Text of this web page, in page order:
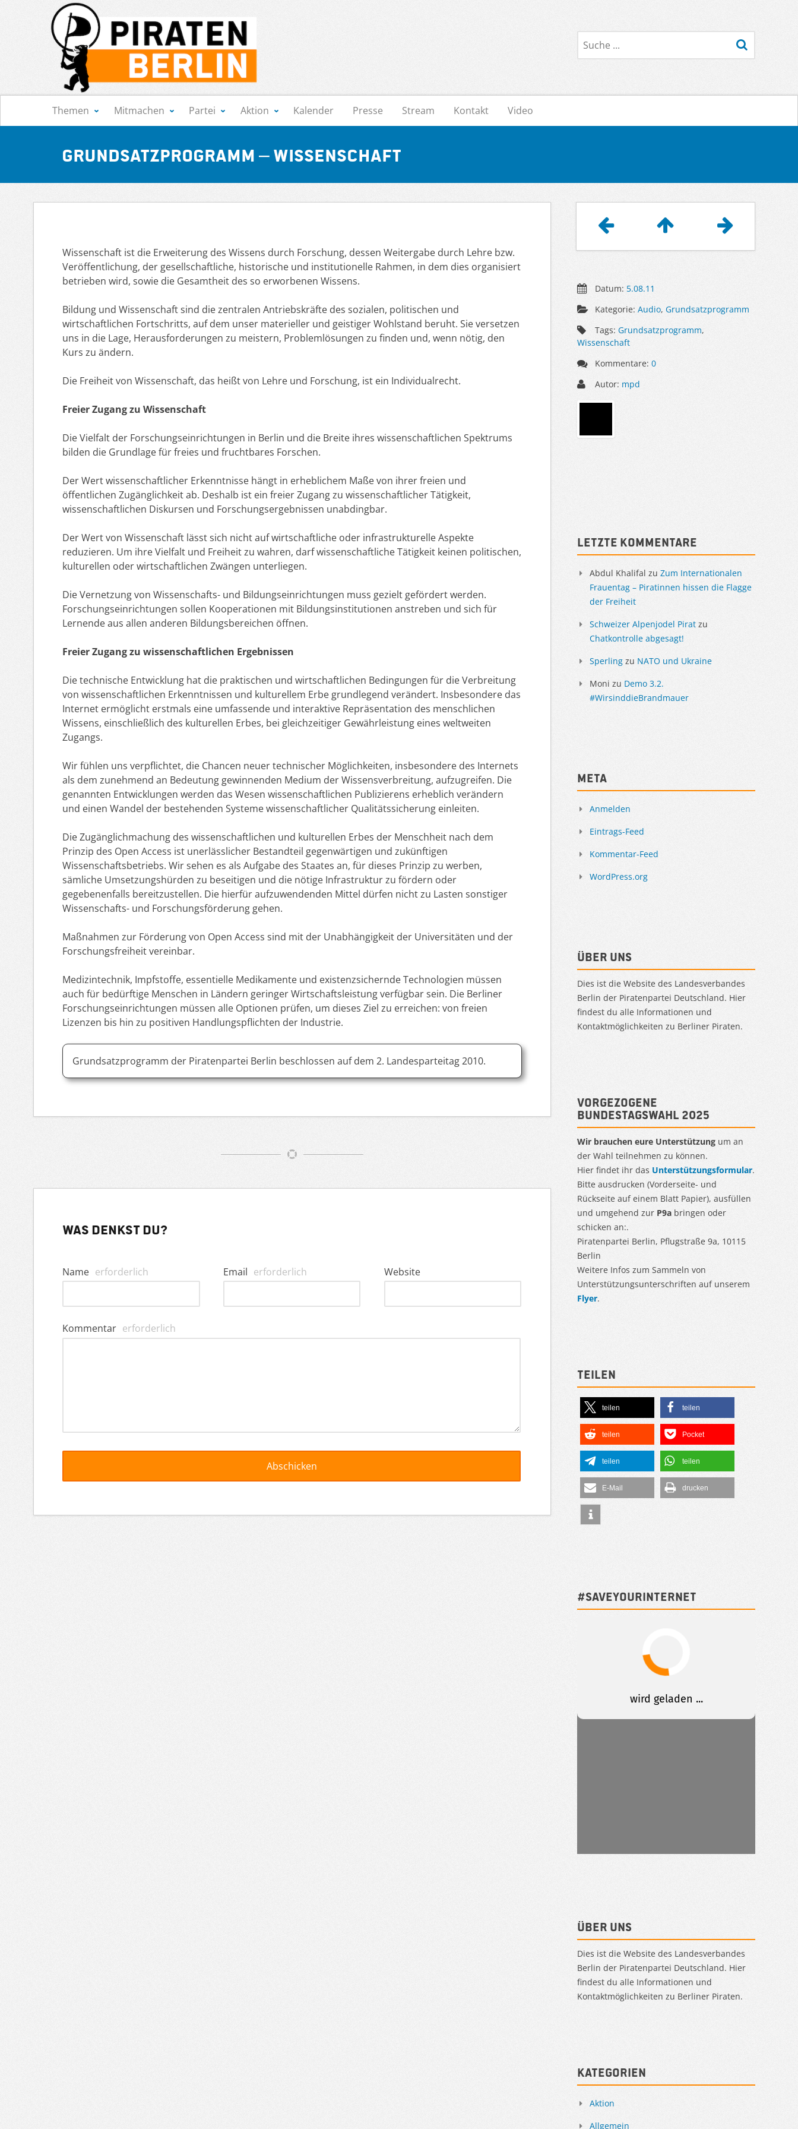
Suche
Navigation
Themen Mitmachen Partei Aktion Kalender Presse Stream Kontakt Video
Grundsatzprogramm – Wissenschaft
Wissenschaft ist die Erweiterung des Wissens durch Forschung, dessen Weitergabe durch Lehre bzw.
Veröffentlichung, der gesellschaftliche, historische und institutionelle Rahmen, in dem dies organisiert
betrieben wird, sowie die Gesamtheit des so erworbenen Wissens.
Bildung und Wissenschaft sind die zentralen Antriebskräfte des sozialen, politischen und
wirtschaftlichen Fortschritts, auf dem unser materieller und geistiger Wohlstand beruht. Sie versetzen
uns in die Lage, Herausforderungen zu meistern, Problemlösungen zu finden und, wenn nötig, den
Kurs zu ändern.
Die Freiheit von Wissenschaft, das heißt von Lehre und Forschung, ist ein Individualrecht.
Freier Zugang zu Wissenschaft
Die Vielfalt der Forschungseinrichtungen in Berlin und die Breite ihres wissenschaftlichen Spektrums
bilden die Grundlage für freies und fruchtbares Forschen.
Der Wert wissenschaftlicher Erkenntnisse hängt in erheblichem Maße von ihrer freien und
öffentlichen Zugänglichkeit ab. Deshalb ist ein freier Zugang zu wissenschaftlicher Tätigkeit,
wissenschaftlichen Diskursen und Forschungsergebnissen unabdingbar.
Der Wert von Wissenschaft lässt sich nicht auf wirtschaftliche oder infrastrukturelle Aspekte
reduzieren. Um ihre Vielfalt und Freiheit zu wahren, darf wissenschaftliche Tätigkeit keinen politischen,
kulturellen oder wirtschaftlichen Zwängen unterliegen.
Die Vernetzung von Wissenschafts- und Bildungseinrichtungen muss gezielt gefördert werden.
Forschungseinrichtungen sollen Kooperationen mit Bildungsinstitutionen anstreben und sich für
Lernende aus allen anderen Bildungsbereichen öffnen.
Freier Zugang zu wissenschaftlichen Ergebnissen
Die technische Entwicklung hat die praktischen und wirtschaftlichen Bedingungen für die Verbreitung
von wissenschaftlichen Erkenntnissen und kulturellem Erbe grundlegend verändert. Insbesondere das
Internet ermöglicht erstmals eine umfassende und interaktive Repräsentation des menschlichen
Wissens, einschließlich des kulturellen Erbes, bei gleichzeitiger Gewährleistung eines weltweiten
Zugangs.
Wir fühlen uns verpflichtet, die Chancen neuer technischer Möglichkeiten, insbesondere des Internets
als dem zunehmend an Bedeutung gewinnenden Medium der Wissensverbreitung, aufzugreifen. Die
genannten Entwicklungen werden das Wesen wissenschaftlichen Publizierens erheblich verändern
und einen Wandel der bestehenden Systeme wissenschaftlicher Qualitätssicherung einleiten.
Die Zugänglichmachung des wissenschaftlichen und kulturellen Erbes der Menschheit nach dem
Prinzip des Open Access ist unerlässlicher Bestandteil gegenwärtigen und zukünftigen
Wissenschaftsbetriebs. Wir sehen es als Aufgabe des Staates an, für dieses Prinzip zu werben,
sämliche Umsetzungshürden zu beseitigen und die nötige Infrastruktur zu fördern oder
gegebenenfalls bereitzustellen. Die hierfür aufzuwendenden Mittel dürfen nicht zu Lasten sonstiger
Wissenschafts- und Forschungsförderung gehen.
Maßnahmen zur Förderung von Open Access sind mit der Unabhängigkeit der Universitäten und der
Forschungsfreiheit vereinbar.
Medizintechnik, Impfstoffe, essentielle Medikamente und existenzsichernde Technologien müssen
auch für bedürftige Menschen in Ländern geringer Wirtschaftsleistung verfügbar sein. Die Berliner
Forschungseinrichtungen müssen alle Optionen prüfen, um dieses Ziel zu erreichen: von freien
Lizenzen bis hin zu positiven Handlungspflichten der Industrie.
Grundsatzprogramm der Piratenpartei Berlin beschlossen auf dem 2. Landesparteitag 2010.
Was denkst du?
Name erforderlich Email erforderlich Website
Kommentar erforderlich
Datum: 5.08.11
Kategorie:Audio,Grundsatzprogramm
Tags: Grundsatzprogramm,
Wissenschaft
Kommentare:0
Autor: mpd
Letzte Kommentare
Abdul Khalifal zu Zum Internationalen
Frauentag – Piratinnen hissen die Flagge
der Freiheit
Schweizer Alpenjodel Pirat zu
Chatkontrolle abgesagt!
Sperling zu NATO und Ukraine
Moni zu Demo 3.2.
#WirsinddieBrandmauer
Meta
Anmelden
Eintrags-Feed
Kommentar-Feed
WordPress.org
Über uns
Dies ist die Website des Landesverbandes
Berlin der Piratenpartei Deutschland. Hier
findest du alle Informationen und
Kontaktmöglichkeiten zu Berliner Piraten.
Vorgezogene
Bundestagswahl 2025
Wir brauchen eure Unterstützung um an
der Wahl teilnehmen zu können.
Hier findet ihr das Unterstützungsformular.
Bitte ausdrucken (Vorderseite- und
Rückseite auf einem Blatt Papier), ausfüllen
und umgehend zur P9a bringen oder
schicken an:.
Piratenpartei Berlin, Pflugstraße 9a, 10115
Berlin
Weitere Infos zum Sammeln von
Unterstützungsunterschriften auf unserem
Flyer.
Teilen
teilen teilen
teilen Pocket
teilen teilen
E-Mail drucken
#SAVEYOURINTERNET
Über uns
Dies ist die Website des Landesverbandes
Berlin der Piratenpartei Deutschland. Hier
findest du alle Informationen und
Kontaktmöglichkeiten zu Berliner Piraten.
Kategorien
Aktion
Allgemein